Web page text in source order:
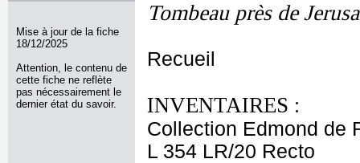
Mise à jour de la fiche
18/12/2025
Attention, le contenu de
cette fiche ne reflète
pas nécessairement le
dernier état du savoir.
Tombeau près de
Recueil
INVENTAIRES :
Collection Edmond de
L 354 LR/20 Recto